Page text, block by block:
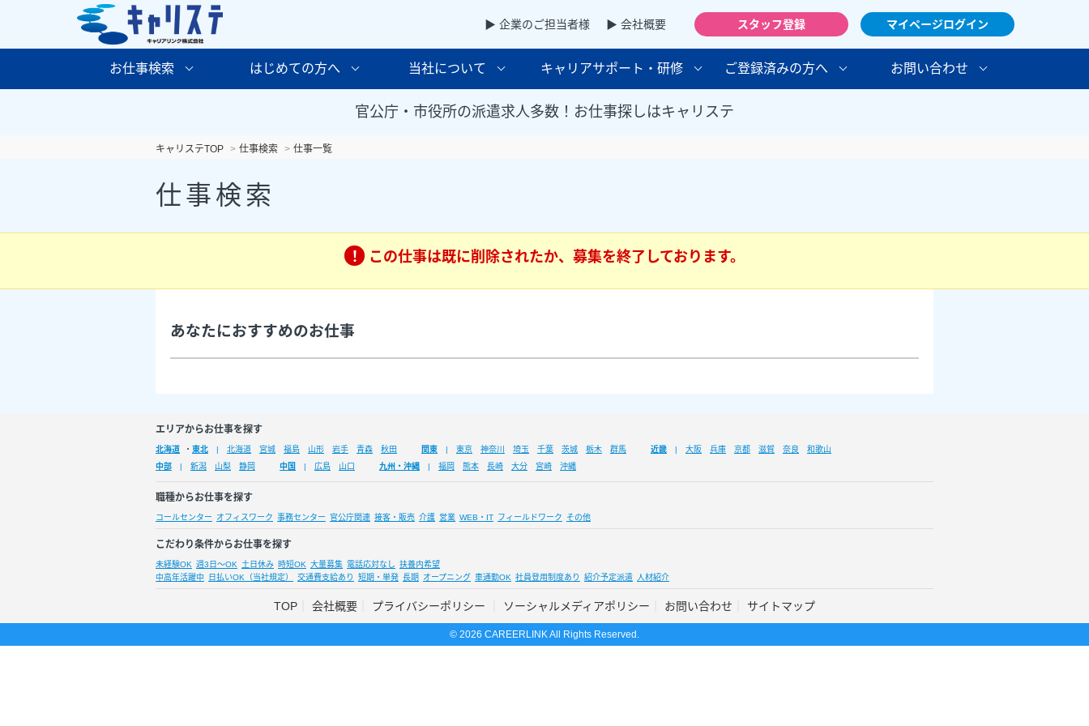
▶ 企業のご担当者様 ▶ 会社概要 スタッフ登録 マイページログイン
お仕事検索 はじめての方へ 当社について キャリアサポート・研修 ご登録済みの方へ お問い合わせ
官公庁・市役所の派遣求人多数！お仕事探しはキャリステ
キャリステTOP 仕事検索 仕事一覧
仕事検索
この仕事は既に削除されたか、募集を終了しております。
あなたにおすすめのお仕事
エリアからお仕事を探す
北海道 ・ 東北 北海道 宮城 福島 山形 岩手 青森 秋田 関東 東京 神奈川 埼玉 千葉 茨城 栃木 群馬 近畿 大阪 兵庫 京都 滋賀 奈良
和歌山
中部
新潟 山梨 静岡 中国 広島 山口 九州・沖縄 福岡 熊本 長崎 大分 宮崎 沖縄
職種からお仕事を探す
コールセンター オフィスワーク 事務センター 官公庁関連 接客・販売 介護 営業 WEB・IT フィールドワーク その他
こだわり条件からお仕事を探す
未経験OK 週3日～OK 土日休み 時短OK 大量募集 電話応対なし 扶養内希望
中高年活躍中
日払いOK（当社規定） 交通費支給あり 短期・単発 長期 オープニング 車通勤OK 社員登用制度あり 紹介予定派遣 人材紹介
TOP 会社概要 プライバシーポリシー ソーシャルメディアポリシー お問い合わせ サイトマップ
© 2026 CAREERLINK All Rights Reserved.